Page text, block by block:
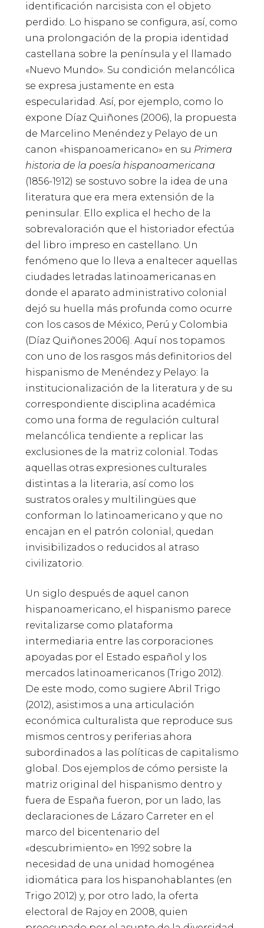
identificación narcisista con el objeto
perdido. Lo hispano se configura, así, como
una prolongación de la propia identidad
castellana sobre la península y el llamado
«Nuevo Mundo». Su condición melancólica
se expresa justamente en esta
especularidad. Así, por ejemplo, como lo
expone Díaz Quiñones (2006), la propuesta
de Marcelino Menéndez y Pelayo de un
canon «hispanoamericano» en su Primera
historia de la poesía hispanoamericana
(1856-1912) se sostuvo sobre la idea de una
literatura que era mera extensión de la
peninsular. Ello explica el hecho de la
sobrevaloración que el historiador efectúa
del libro impreso en castellano. Un
fenómeno que lo lleva a enaltecer aquellas
ciudades letradas latinoamericanas en
donde el aparato administrativo colonial
dejó su huella más profunda como ocurre
con los casos de México, Perú y Colombia
(Díaz Quiñones 2006). Aquí nos topamos
con uno de los rasgos más definitorios del
hispanismo de Menéndez y Pelayo: la
institucionalización de la literatura y de su
correspondiente disciplina académica
como una forma de regulación cultural
melancólica tendiente a replicar las
exclusiones de la matriz colonial. Todas
aquellas otras expresiones culturales
distintas a la literaria, así como los
sustratos orales y multilingües que
conforman lo latinoamericano y que no
encajan en el patrón colonial, quedan
invisibilizados o reducidos al atraso
civilizatorio.
Un siglo después de aquel canon
hispanoamericano, el hispanismo parece
revitalizarse como plataforma
intermediaria entre las corporaciones
apoyadas por el Estado español y los
mercados latinoamericanos (Trigo 2012).
De este modo, como sugiere Abril Trigo
(2012), asistimos a una articulación
económica culturalista que reproduce sus
mismos centros y periferias ahora
subordinados a las políticas de capitalismo
global. Dos ejemplos de cómo persiste la
matriz original del hispanismo dentro y
fuera de España fueron, por un lado, las
declaraciones de Lázaro Carreter en el
marco del bicentenario del
«descubrimiento» en 1992 sobre la
necesidad de una unidad homogénea
idiomática para los hispanohablantes (en
Trigo 2012) y, por otro lado, la oferta
electoral de Rajoy en 2008, quien